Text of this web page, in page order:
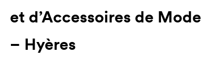
et d’Accessoires de Mode
– Hyères